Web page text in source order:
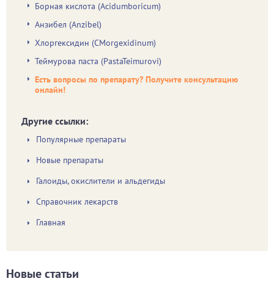
Борная кислота (Acidumboricum)
Анзибел (Anzibel)
Хлоргексидин (CMorgexidinum)
Теймурова паста (PastaTeimurovi)
Есть вопросы по препарату? Получите консультацию
онлайн!
Другие ссылки:
Популярные препараты
Новые препараты
Галоиды, окислители и альдегиды
Справочник лекарств
Главная
Новые статьи